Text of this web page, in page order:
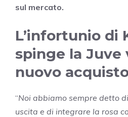
sul mercato.
L’infortunio di
spinge la Juve
nuovo
“Noi abbiamo sempre detto
uscita e di integrare la rosa